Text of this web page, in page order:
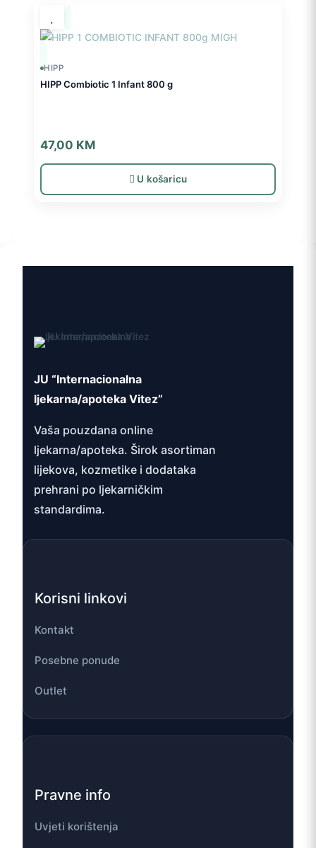
HIPP
HIPP Combiotic 1 Infant 800 g
47,00 KM
U košaricu
JU “Internacionalna
ljekarna/apoteka Vitez”
Vaša pouzdana online
ljekarna/apoteka. Širok asortiman
lijekova, kozmetike i dodataka
prehrani po ljekarničkim
standardima.
Korisni linkovi
Kontakt
Posebne ponude
Outlet
Pravne info
Uvjeti korištenja